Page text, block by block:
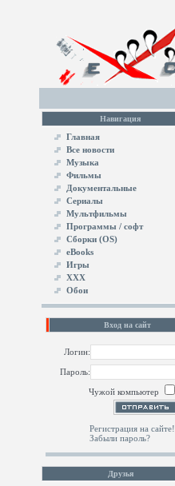
Навигация
Главная
Все новости
Музыка
Фильмы
Документальные
Сериалы
Мультфильмы
Программы / софт
Сборки (OS)
eBooks
Игры
XXX
Обои
Вход на сайт
Логин:
Пароль:
Чужой компьютер
Регистрация на сайте!
Забыли пароль?
Друзья